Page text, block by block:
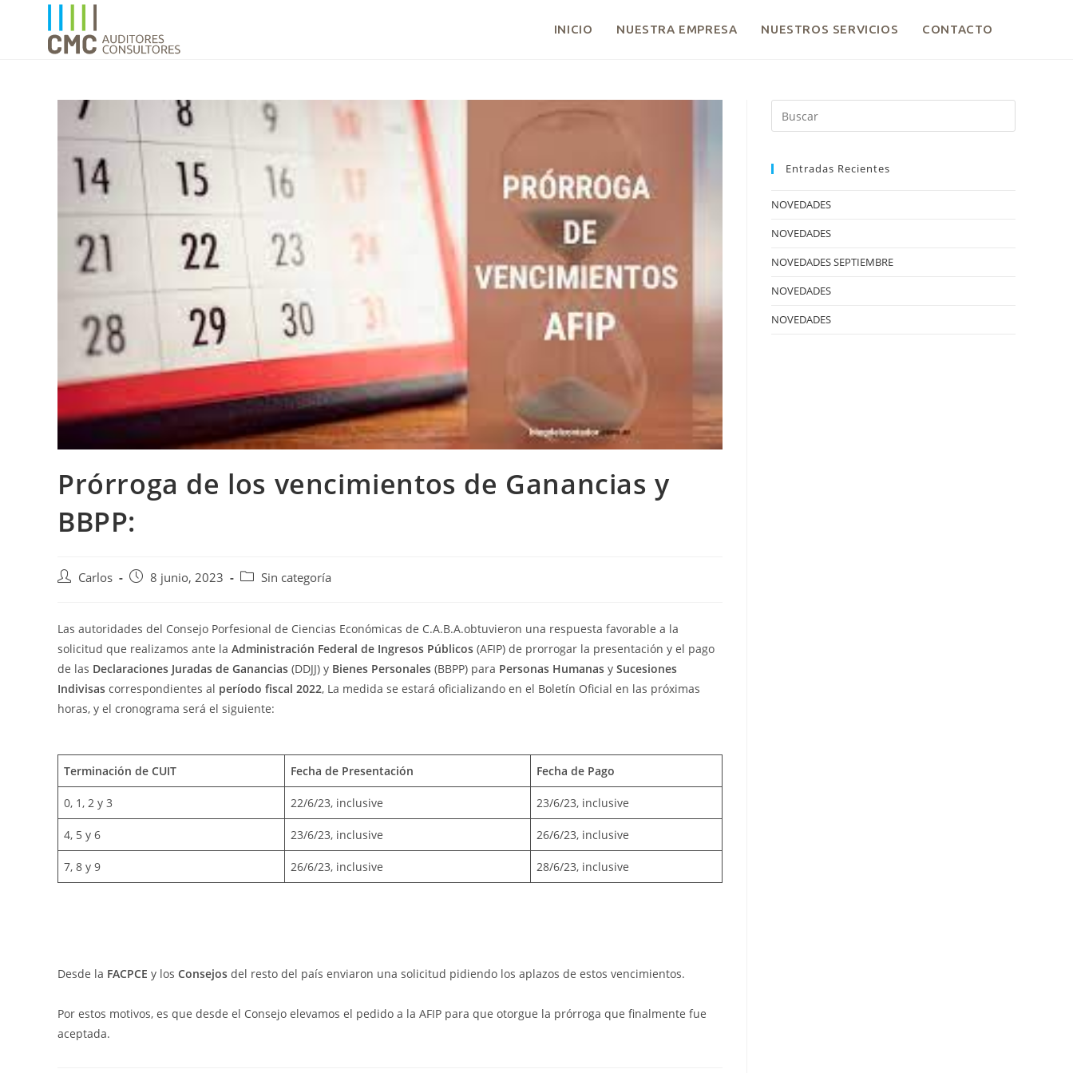
INICIO NUESTRA EMPRESA NUESTROS SERVICIOS CONTACTO
Prórroga de los vencimientos de Ganancias y
BBPP:
Carlos 8 junio, 2023 Sin categoría
Las autoridades del Consejo Porfesional de Ciencias Económicas de C.A.B.A.obtuvieron una respuesta favorable a la
solicitud que realizamos ante la Administración Federal de Ingresos Públicos (AFIP) de prorrogar la presentación y el pago
de las Declaraciones Juradas de Ganancias (DDJJ) y Bienes Personales (BBPP) para Personas Humanas y Sucesiones
Indivisas correspondientes al período fiscal 2022, La medida se estará oficializando en el Boletín Oficial en las próximas
horas, y el cronograma será el siguiente:
Terminación de CUIT Fecha de Presentación Fecha de Pago
0, 1, 2 y 3 22/6/23, inclusive 23/6/23, inclusive
4, 5 y 6 23/6/23, inclusive 26/6/23, inclusive
7, 8 y 9 26/6/23, inclusive 28/6/23, inclusive
Desde la FACPCE y los Consejos del resto del país enviaron una solicitud pidiendo los aplazos de estos vencimientos.
Por estos motivos, es que desde el Consejo elevamos el pedido a la AFIP para que otorgue la prórroga que finalmente fue
aceptada.
Entradas Recientes
NOVEDADES
NOVEDADES
NOVEDADES SEPTIEMBRE
NOVEDADES
NOVEDADES